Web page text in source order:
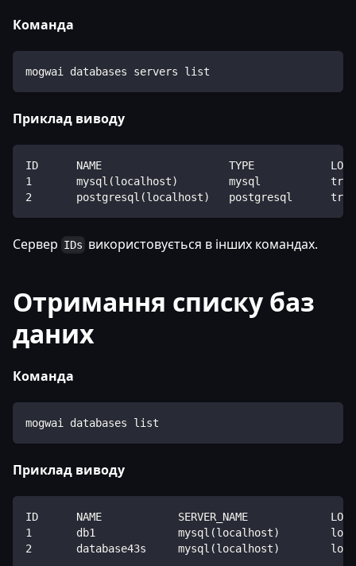
Команда
mogwai databases servers list
Приклад виводу
ID      NAME                    TYPE            LOCAL
1       mysql(localhost)        mysql
2       postgresql(localhost)   postgresql
Сервер IDs використовується в інших командах.
Отримання списку баз
даних
Команда
mogwai databases list
Приклад виводу
ID      NAME            SERVER_NAME
1       db1             mysql(localhost)
2       database43s     mysql(localhost)